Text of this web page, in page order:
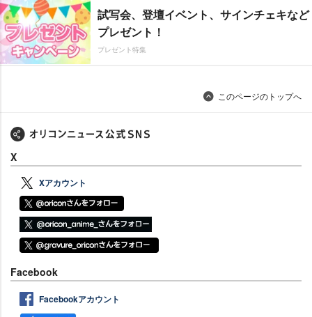
試写会、登壇イベント、サインチェキなど
プレゼント！
プレゼント特集
このページのトップへ
X
Xアカウント
Facebook
Facebookアカウント